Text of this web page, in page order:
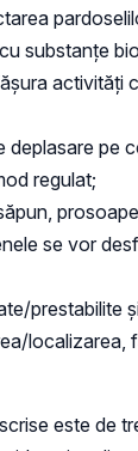
substanțe
activități
deplasare pe
regulat;
se vor
prestabilite
este de